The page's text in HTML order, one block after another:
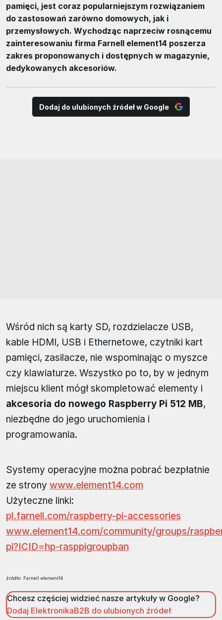
pamięci, jest coraz popularniejszym rozwiązaniem
do zastosowań zarówno domowych, jak i
przemysłowych. Wychodząc naprzeciw rosnącemu
zainteresowaniu firma Farnell element14 poszerza
zakres proponowanych i dostępnych w magazynie,
dedykowanych akcesoriów.
Dodaj do ulubionych źródeł w Google
Wśród nich są karty SD, rozdzielacze USB,
kable HDMI, USB i Ethernetowe, czytniki kart
pamięci, zasilacze, nie wspominając o myszce
czy klawiaturze. Wszystko po to, by w jednym
miejscu klient mógł skompletować elementy i
akcesoria do nowego Raspberry Pi 512 MB,
niezbędne do jego uruchomienia i
programowania.
Systemy operacyjne można pobrać bezpłatnie
ze strony www.element14.com
Użyteczne linki:
pl.farnell.com/raspberry-pi-accessories
www.element14.com/community/groups/
pi?ICID=hp-rasppigroupban
źródło: Farnell element14
Chcesz częściej widzieć nasze artykuły w Google?
Dodaj ElektronikaB2B do ulubionych źródeł